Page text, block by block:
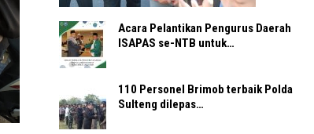
Acara Pelantikan Pengurus Daerah
ISAPAS se-NTB untuk…
110 Personel Brimob terbaik Polda
Sulteng dilepas…